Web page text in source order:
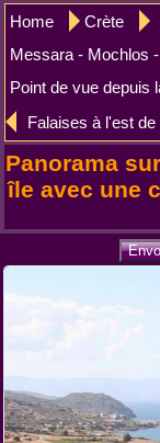
Home
Crète
Messara - Mochlos
Point de vue depuis la terrasse
Falaises à l'est
Panorama
île avec une